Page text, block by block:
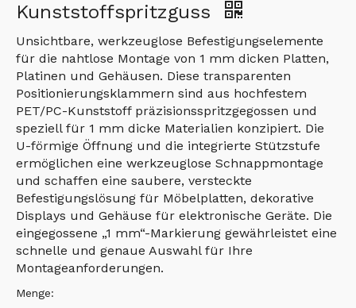
Kunststoffspritzguss
Unsichtbare, werkzeuglose Befestigungselemente
für die nahtlose Montage von 1 mm dicken Platten,
Platinen und Gehäusen. Diese transparenten
Positionierungsklammern sind aus hochfestem
PET/PC-Kunststoff präzisionsspritzgegossen und
speziell für 1 mm dicke Materialien konzipiert. Die
U-förmige Öffnung und die integrierte Stützstufe
ermöglichen eine werkzeuglose Schnappmontage
und schaffen eine saubere, versteckte
Befestigungslösung für Möbelplatten, dekorative
Displays und Gehäuse für elektronische Geräte. Die
eingegossene „1 mm“-Markierung gewährleistet eine
schnelle und genaue Auswahl für Ihre
Montageanforderungen.
Menge: